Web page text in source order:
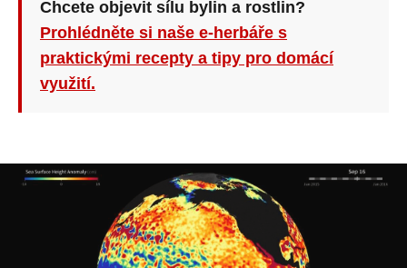
Chcete objevit sílu bylin a rostlin?
Prohlédněte si naše e-herbáře s
praktickými recepty a tipy pro domácí
využití.